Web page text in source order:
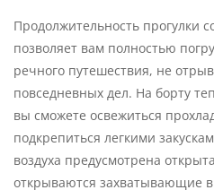
Продолжительность прогулки
позволяет вам полностью
речного путешествия, не
повседневных дел. На борту
вы сможете освежиться
подкрепиться легкими
воздуха предусмотрена
открываются захватывающие